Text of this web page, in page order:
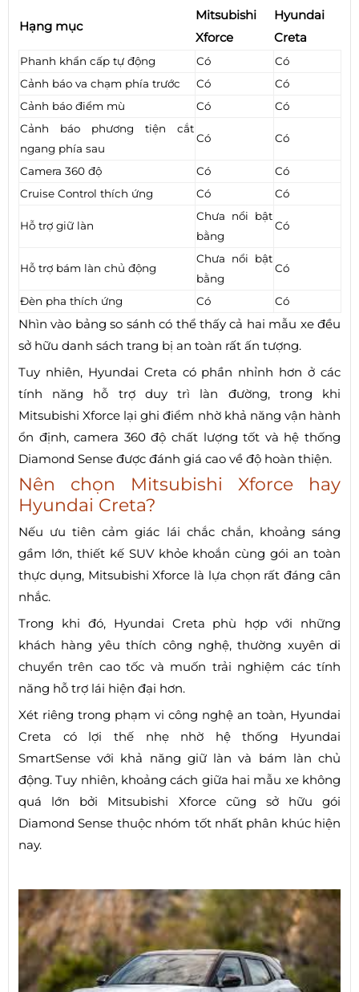
Hạng mục
Mitsubishi
Xforce
Hyundai
Creta
Phanh khẩn cấp tự động Có
Có
Cảnh báo va chạm phía trước
Có
Có
Cảnh báo điểm mù
Có
Có
Cảnh báo phương tiện cắt
ngang phía sau
Có Có
Camera 360 độ Có
Có
Cruise Control thích ứng
Có Có
Hỗ trợ giữ làn
Chưa nổi bật
bằng
Có
Hỗ trợ bám làn chủ động
Chưa nổi bật
bằng
Có
Đèn pha thích ứng Có Có
Nhìn vào bảng so sánh có thể thấy cả hai mẫu xe đều
sở hữu danh sách trang bị an toàn rất ấn tượng.
Tuy nhiên, Hyundai Creta có phần nhỉnh hơn ở các
tính năng hỗ trợ duy trì làn đường, trong khi
Mitsubishi Xforce lại ghi điểm nhờ khả năng vận hành
ổn định, camera 360 độ chất lượng tốt và hệ thống
Diamond Sense được đánh giá cao về độ hoàn thiện.
Nên chọn Mitsubishi Xforce hay
Hyundai Creta?
Nếu ưu tiên cảm giác lái chắc chắn, khoảng sáng
gầm lớn, thiết kế SUV khỏe khoắn cùng gói an toàn
thực dụng, Mitsubishi Xforce là lựa chọn rất đáng cân
nhắc.
Trong khi đó, Hyundai Creta phù hợp với những
khách hàng yêu thích công nghệ, thường xuyên di
chuyển trên cao tốc và muốn trải nghiệm các tính
năng hỗ trợ lái hiện đại hơn.
Xét riêng trong phạm vi công nghệ an toàn, Hyundai
Creta có lợi thế nhẹ nhờ hệ thống Hyundai
SmartSense với khả năng giữ làn và bám làn chủ
động. Tuy nhiên, khoảng cách giữa hai mẫu xe không
quá lớn bởi Mitsubishi Xforce cũng sở hữu gói
Diamond Sense thuộc nhóm tốt nhất phân khúc hiện
nay.